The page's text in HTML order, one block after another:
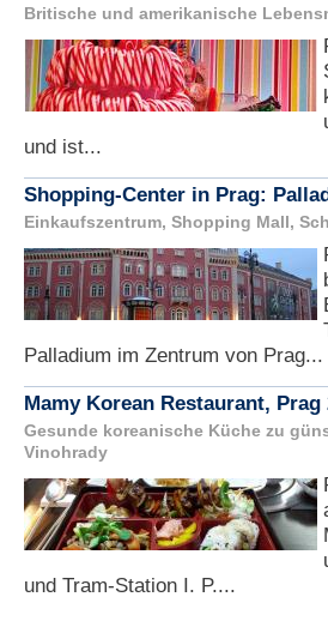
Britische und amerikanische
und ist...
Shopping-Center in Prag:
Einkaufszentrum, Shopping Mall,
Palladium im Zentrum von Prag...
Mamy Korean Restaurant, Prag
Gesunde koreanische Küche zu
Vinohrady
und Tram-Station I. P....